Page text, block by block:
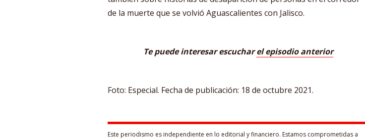
de la muerte que se volvió Aguascalientes con Jalisco.
Te puede interesar escucharel episodio anterior
Foto: Especial. Fecha de publicación: 18 de octubre 2021.
Este periodismo es independiente en lo editorial y financiero. Estamos comprometidas a